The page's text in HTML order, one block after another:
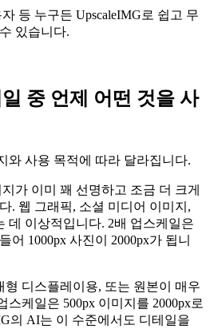
등 누구든 UpscaleIMG로 쉽고 무
있습니다.
중 언제 어떤 것을 사
와 사용 목적에 따라 달라집니다.
가 이미 꽤 선명하고 조금 더 크게
. 웹 그래픽, 소셜 미디어 이미지,
데 이상적입니다. 2배 업스케일은
어 1000px 사진이 2000px가 됩니
형 디스플레이용, 또는 원본이 매우
스케일은 500px 이미지를 2000px로
의 AI는 이 수준에서도 디테일을